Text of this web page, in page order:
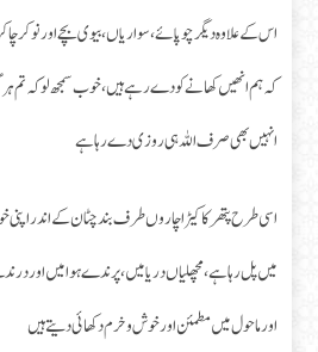
اس کے علاوہ دیگر چوپائے، سواریاں، بیوی بچے اور نوکر
کہ ہم انھیں کھانے کو دے رہے ہیں، خوب سمجھ لو کہ
انہیں بھی صرف اللہ ہی روزی دے رہا ہے
اسی طرح پتھر کا کیڑا چاروں طرف بند چٹان کے اندر
میں پل رہا ہے ،مچھلیاں دریامیں ،پرندے ہوامیں اور
اورماحول میں مطمئن اورخوش وخرم دکھائی دیتے ہیں